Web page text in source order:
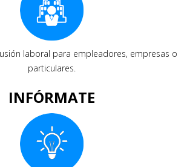
laboral para empleadores, empresas o
particulares.
INFÓRMATE